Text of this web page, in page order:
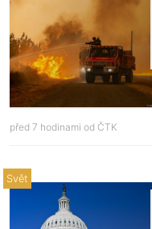
před 7 hodinami od ČTK
Svět